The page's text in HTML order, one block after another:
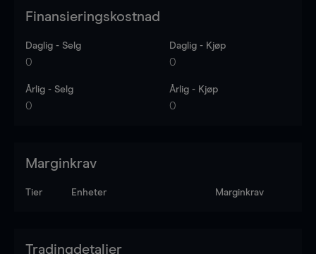
Finansieringskostnad
Daglig - Selg
0
Daglig - Kjøp
0
Årlig - Selg
0
Årlig - Kjøp
0
Marginkrav
Tier Enheter Marginkrav
Tradingdetaljer